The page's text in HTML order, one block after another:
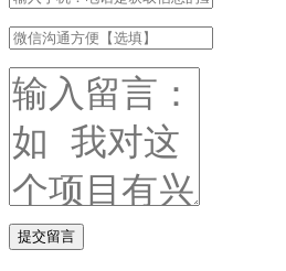
提交留言